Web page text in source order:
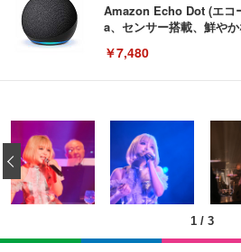
Amazon Echo Dot (エコ
a、センサー搭載、鮮や
￥7,480
[EdoErgo] オフィスチェ
い 跳ね上げ式アームレ
キング pc 事務椅子 360
ン樹脂ベース 通気性メ
(黒網+黒枠+黒足)
￥5,699
SIHOO B100 オフィスチ
EIZO ビジネス向けプレ
EV3240X-WT | 31.5型4K
イト
￥105,595
EIZO ビジネス向けプレ
Amazonベーシック ペ
回使い捨て 無香料 ホワ
￥3,373
Amazonベーシック ペッ
1 / 3
‹